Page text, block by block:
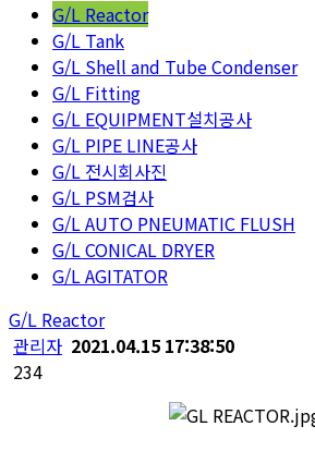
G/L Reactor
G/L Tank
G/L Shell and Tube Condenser
G/L Fitting
G/L EQUIPMENT설치공사
G/L PIPE LINE공사
G/L 전시회사진
G/L PSM검사
G/L AUTO PNEUMATIC FLUSH
G/L CONICAL DRYER
G/L AGITATOR
G/L Reactor
관리자 2021.04.15 17:38:50
234